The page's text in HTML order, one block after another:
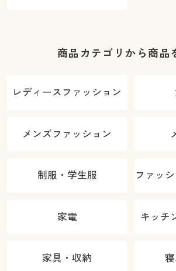
商品カテゴリから商品
レディースファッション
メンズファッション
制服・学生服 ファッ
家電 キッチ
家具・収納